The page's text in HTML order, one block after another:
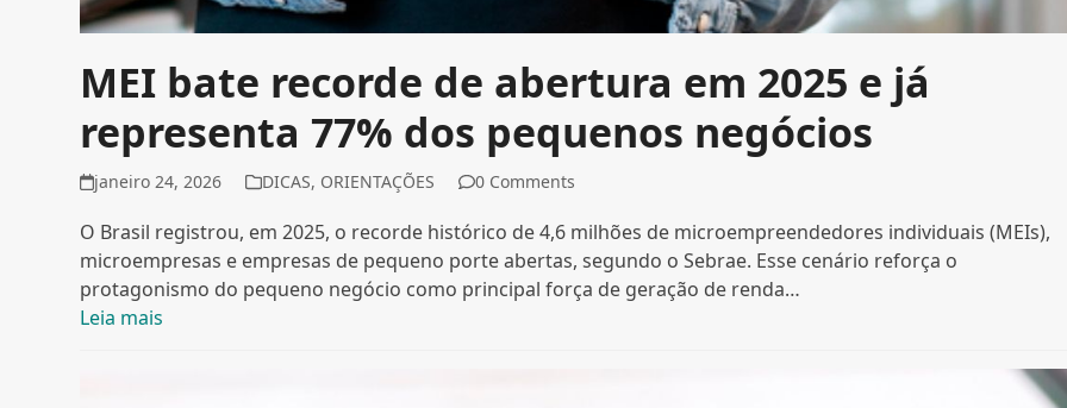
MEI bate recorde de abertura em 2025 e já
representa 77% dos pequenos negócios
janeiro 24, 2026 DICAS, ORIENTAÇÕES 0 Comments
O Brasil registrou, em 2025, o recorde histórico de 4,6 milhões de microempreendedores individuais (MEIs),
microempresas e empresas de pequeno porte abertas, segundo o Sebrae. Esse cenário reforça o
protagonismo do pequeno negócio como principal força de geração de renda…
Leia mais